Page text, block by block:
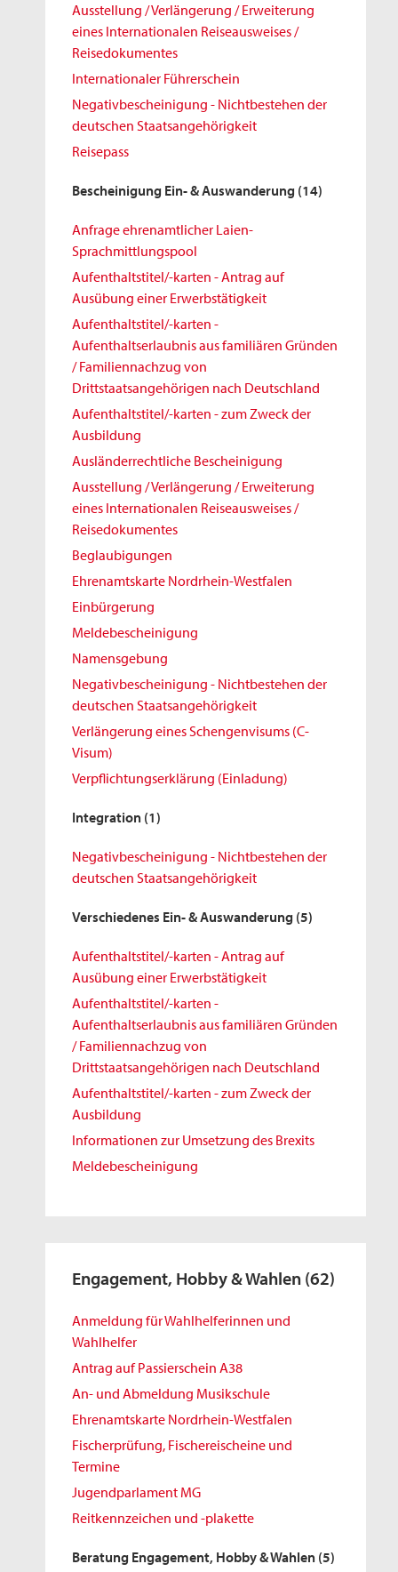
Ausstellung / Verlängerung / Erweiterung
eines Internationalen Reiseausweises /
Reisedokumentes
Internationaler Führerschein
Negativbescheinigung - Nichtbestehen der
deutschen Staatsangehörigkeit
Reisepass
Bescheinigung Ein- & Auswanderung (14)
Anfrage ehrenamtlicher Laien-
Sprachmittlungspool
Aufenthaltstitel/-karten - Antrag auf
Ausübung einer Erwerbstätigkeit
Aufenthaltstitel/-karten -
Aufenthaltserlaubnis aus familiären Gründen
/ Familiennachzug von
Drittstaatsangehörigen nach Deutschland
Aufenthaltstitel/-karten - zum Zweck der
Ausbildung
Ausländerrechtliche Bescheinigung
Ausstellung / Verlängerung / Erweiterung
eines Internationalen Reiseausweises /
Reisedokumentes
Beglaubigungen
Ehrenamtskarte Nordrhein-Westfalen
Einbürgerung
Meldebescheinigung
Namensgebung
Negativbescheinigung - Nichtbestehen der
deutschen Staatsangehörigkeit
Verlängerung eines Schengenvisums (C-
Visum)
Verpflichtungserklärung (Einladung)
Integration (1)
Negativbescheinigung - Nichtbestehen der
deutschen Staatsangehörigkeit
Verschiedenes Ein- & Auswanderung (5)
Aufenthaltstitel/-karten - Antrag auf
Ausübung einer Erwerbstätigkeit
Aufenthaltstitel/-karten -
Aufenthaltserlaubnis aus familiären Gründen
/ Familiennachzug von
Drittstaatsangehörigen nach Deutschland
Aufenthaltstitel/-karten - zum Zweck der
Ausbildung
Informationen zur Umsetzung des Brexits
Meldebescheinigung
Engagement, Hobby & Wahlen (62)
Anmeldung für Wahlhelferinnen und
Wahlhelfer
Antrag auf Passierschein A38
An- und Abmeldung Musikschule
Ehrenamtskarte Nordrhein-Westfalen
Fischerprüfung, Fischereischeine und
Termine
Jugendparlament MG
Reitkennzeichen und -plakette
Beratung Engagement, Hobby & Wahlen (5)